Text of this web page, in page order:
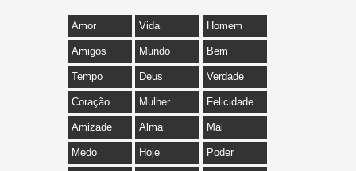
Amor Vida Homem
Amigos Mundo Bem
Tempo Deus Verdade
Coração Mulher Felicidade
Amizade Alma Mal
Medo Hoje Poder